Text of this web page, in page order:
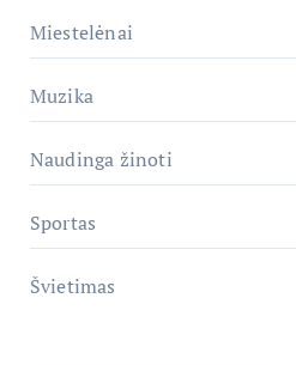
Miestelėnai
Muzika
Naudinga žinoti
Sportas
Švietimas